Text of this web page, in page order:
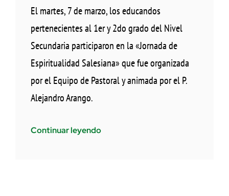
El martes, 7 de marzo, los educandos
pertenecientes al 1er y 2do grado del Nivel
Secundaria participaron en la «Jornada de
Espiritualidad Salesiana» que fue organizada
por el Equipo de Pastoral y animada por el P.
Alejandro Arango.
Continuar leyendo